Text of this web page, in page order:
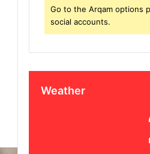
Go to the Arqam options
social accounts.
Weather